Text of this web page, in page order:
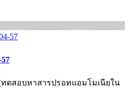
ดสอบหาสารปรอทแอมโมเนียใน